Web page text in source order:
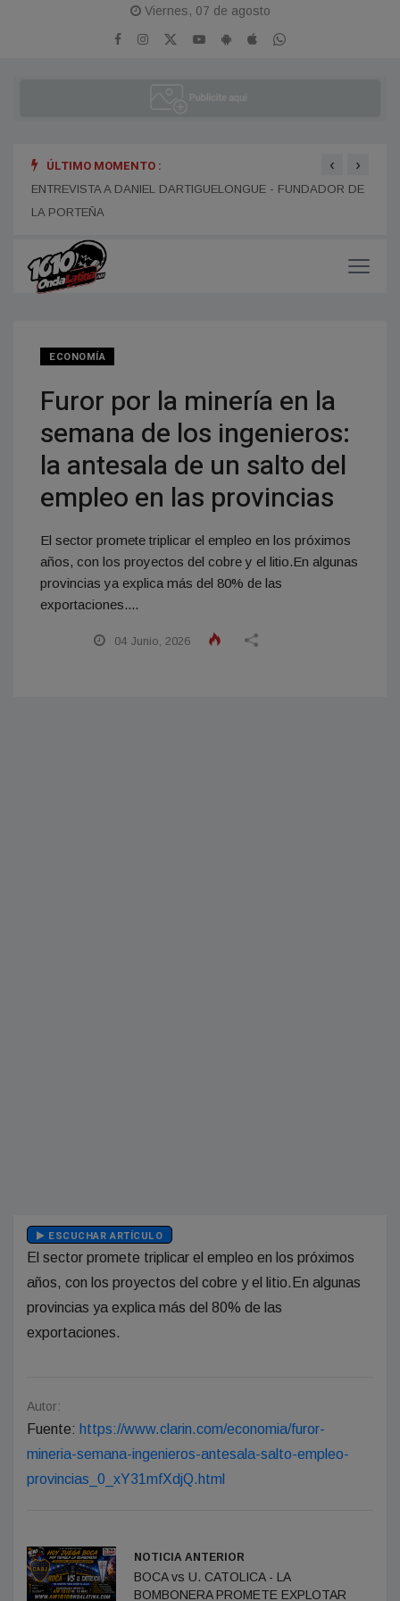
Viernes, 07 de agosto
ÚLTIMO MOMENTO :
ENTREVISTA A DANIEL DARTIGUELONGUE - FUNDADOR DE
ENTREVISTA A ALEJANDRO KIM
‹ ›
ECONOMÍA
Furor por la minería en la
semana de los ingenieros:
la antesala de un salto del
empleo en las provincias
El sector promete triplicar el empleo en los próximos
años, con los proyectos del cobre y el litio.En algunas
provincias ya explica más del 80% de las
exportaciones....
04 Junio, 2026
ESCUCHAR ARTÍCULO
El sector promete triplicar el empleo en los próximos
años, con los proyectos del cobre y el litio.En algunas
provincias ya explica más del 80% de las
exportaciones.
Autor:
Fuente: https://www.clarin.com/economia/furor-
mineria-semana-ingenieros-antesala-salto-empleo-
provincias_0_xY31mfXdjQ.html
NOTICIA ANTERIOR
BOCA vs U. CATOLICA - LA
BOMBONERA PROMETE EXPLOTAR